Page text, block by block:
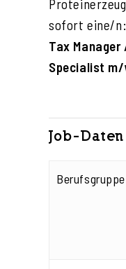
sofort eine/n:
Tax
Specialist
Job-Daten
Berufsgruppe